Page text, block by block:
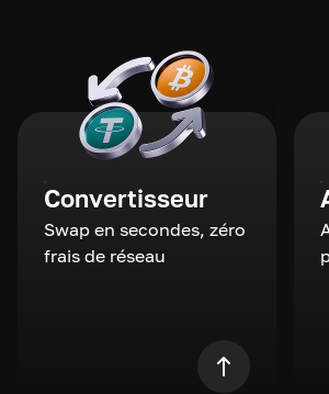
Convertisseur
Swap en secondes, zéro
frais de réseau